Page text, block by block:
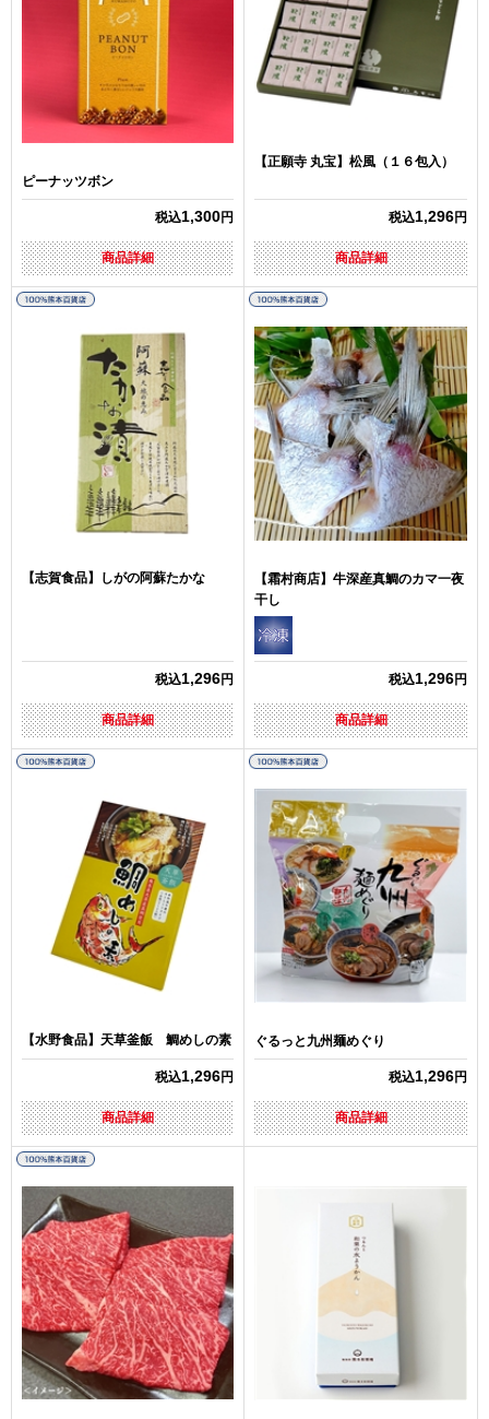
ピーナッツボン
税込1,300円
商品詳細
【正願寺 丸宝】松風（１６包入）
税込1,296円
商品詳細
【志賀食品】しがの阿蘇たかな
税込1,296円
商品詳細
【霜村商店】牛深産真鯛のカマ一夜
干し
税込1,296円
商品詳細
【水野食品】天草釜飯 鯛めしの素
税込1,296円
商品詳細
ぐるっと九州麺めぐり
税込1,296円
商品詳細